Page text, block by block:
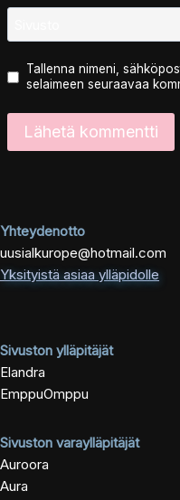
Tallenna nimeni,
selaimeen seuraavaa
Yhteydenotto
uusialkurope@hotmail.com
Yksityistä asiaa ylläpidolle
Sivuston ylläpitäjät
Elandra
EmppuOmppu
Sivuston varaylläpitäjät
Auroora
Aura